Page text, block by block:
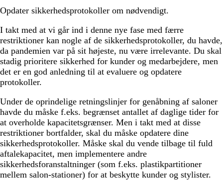
Opdater sikkerhedsprotokoller om nødvendigt.
I takt med at vi går ind i denne nye fase med færre
restriktioner kan nogle af de sikkerhedsprotokoller, du havde,
da pandemien var på sit højeste, nu være irrelevante. Du skal
stadig prioritere sikkerhed for kunder og medarbejdere, men
det er en god anledning til at evaluere og opdatere
protokoller.
Under de oprindelige retningslinjer for genåbning af saloner
havde du måske f.eks. begrænset antallet af daglige tider for
at overholde kapacitetsgrænser. Men i takt med at disse
restriktioner bortfalder, skal du måske opdatere dine
sikkerhedsprotokoller. Måske skal du vende tilbage til fuld
aftalekapacitet, men implementere andre
sikkerhedsforanstaltninger (som f.eks. plastikpartitioner
mellem salon-stationer) for at beskytte kunder og stylister.